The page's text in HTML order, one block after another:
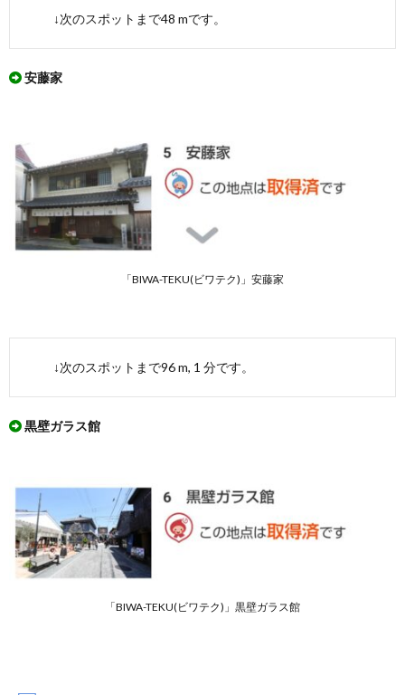
↓次のスポットまで48 mです。
安藤家
「BIWA-TEKU(ビワテク)」安藤家
↓次のスポットまで96 m, 1 分です。
黒壁ガラス館
「BIWA-TEKU(ビワテク)」黒壁ガラス館